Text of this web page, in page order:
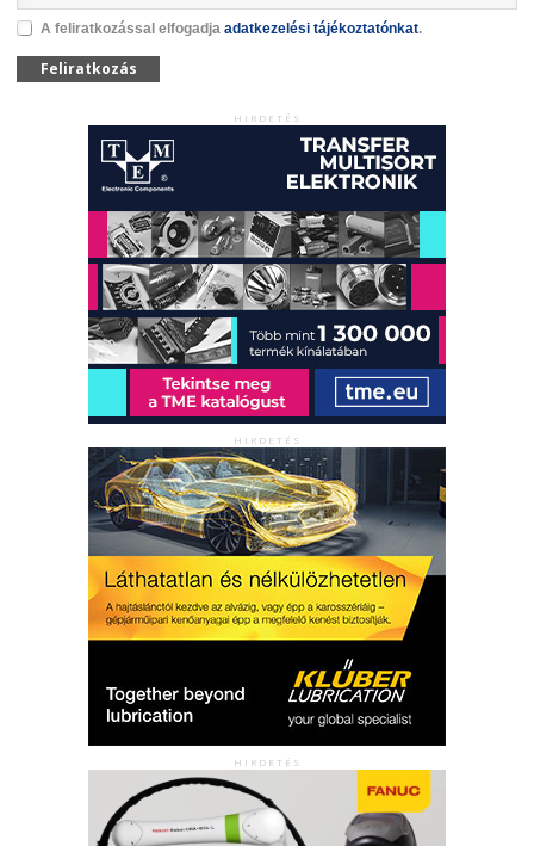
A feliratkozással elfogadja adatkezelési tájékoztatónkat.
Feliratkozás
HIRDETÉS
HIRDETÉS
HIRDETÉS